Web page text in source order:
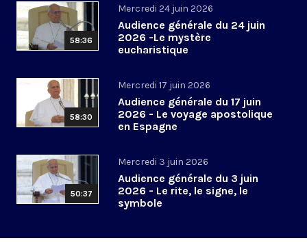
58:36
Mercredi 24 juin 2026
Audience générale du 24 juin
2026 -Le mystère
eucharistique
58:30
Mercredi 17 juin 2026
Audience générale du 17 juin
2026 - Le voyage apostolique
en Espagne
50:37
Mercredi 3 juin 2026
Audience générale du 3 juin
2026 - Le rite, le signe, le
symbole